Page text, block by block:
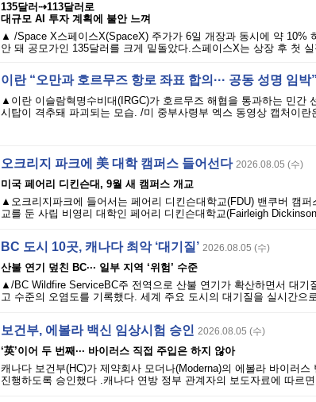
135달러⇢113달러로
대규모 AI 투자 계획에 불안 느껴
▲ /Space X스페이스X(SpaceX) 주가가 6일 개장과 동시에 약 10%
안 돼 공모가인 135달러를 크게 밑돌았다.스페이스X는 상장 후 첫
이란 “오만과 호르무즈 항로 좌표 합의··· 공동 성명 임박”
▲이란 이슬람혁명수비대(IRGC)가 호르무즈 해협을 통과하는 민간
시탑이 격추돼 파괴되는 모습. /미 중부사령부 엑스 동영상 캡처이란
오크리지 파크에 美 대학 캠퍼스 들어선다 2026.08.05 (수)
미국 페어리 디킨슨대, 9월 새 캠퍼스 개교
▲오크리지파크에 들어서는 페어리 디킨슨대학교(FDU) 밴쿠버 캠
교를 둔 사립 비영리 대학인 페어리 디킨슨대학교(Fairleigh
BC 도시 10곳, 캐나다 최악 ‘대기질’ 2026.08.05 (수)
산불 연기 덮친 BC··· 일부 지역 ‘위험’ 수준
▲/BC Wildfire ServiceBC주 전역으로 산불 연기가 확산하면서 대기
고 수준의 오염도를 기록했다. 세계 주요 도시의 대기질을 실시간으
보건부, 에볼라 백신 임상시험 승인 2026.08.05 (수)
‘英’이어 두 번째··· 바이러스 직접 주입은 하지 않아
캐나다 보건부(HC)가 제약회사 모더나(Moderna)의 에볼라 바이러
진행하도록 승인했다 .캐나다 연방 정부 관계자의 보도자료에 따르